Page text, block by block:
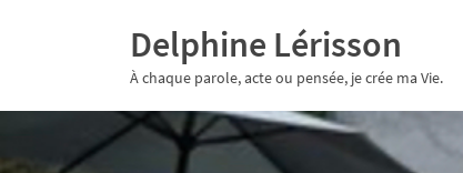
Delphine Lérisson
À chaque parole, acte ou pensée, je crée ma Vie.